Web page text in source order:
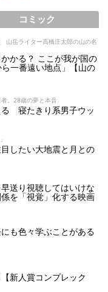
コミック
山岳ライター高橋庄太郎の山の名
かる？ ここが我が国の
一番遠い地点」【山の
。28歳の夢と本音
る 寝たきり系男子ウッ
したい大地震と月との
送り視聴してはいけな
を「視覚」化する映画
も色々学ぶことがある
新人賞コンプレック